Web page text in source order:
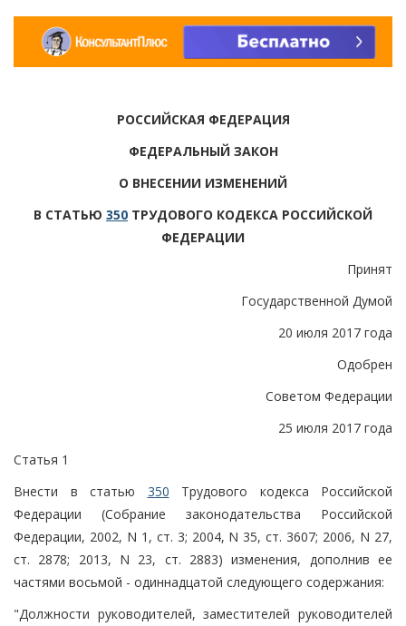
РОССИЙСКАЯ ФЕДЕРАЦИЯ
ФЕДЕРАЛЬНЫЙ ЗАКОН
О ВНЕСЕНИИ ИЗМЕНЕНИЙ
В СТАТЬЮ 350 ТРУДОВОГО КОДЕКСА РОССИЙСКОЙ
ФЕДЕРАЦИИ
Принят
Государственной Думой
20 июля 2017 года
Одобрен
Советом Федерации
25 июля 2017 года
Статья 1
Внести в статью 350 Трудового кодекса Российской
Федерации (Собрание законодательства Российской
Федерации, 2002, N 1, ст. 3; 2004, N 35, ст. 3607; 2006, N 27,
ст. 2878; 2013, N 23, ст. 2883) изменения, дополнив ее
частями восьмой - одиннадцатой следующего содержания:
"Должности руководителей, заместителей руководителей